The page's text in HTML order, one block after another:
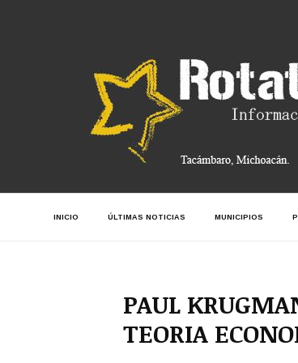
INICIO ÚLTIMAS NOTICIAS MUNICIPIOS
PAUL
TEORIA